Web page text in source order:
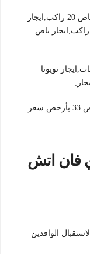
استئجار ميكروباص,ايجار باص 25 راكب,ايجار باص 20 راكب,ايجار
باص21 راكب,ايجار باص بلسائق,ايجار باص 30 راكب,ايجار باص
باصات,ايجار تويوتا
لذلك ايجار ميني باص 25 راكب للايجار,ايجار باص 33 بأرخص سعر
فان اتش
الوافدين